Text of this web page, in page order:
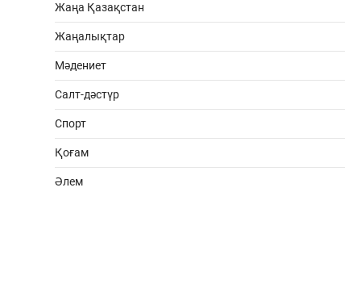
Жаңа Қазақстан
Жаңалықтар
Мәдениет
Салт-дәстүр
Спорт
Қоғам
Әлем